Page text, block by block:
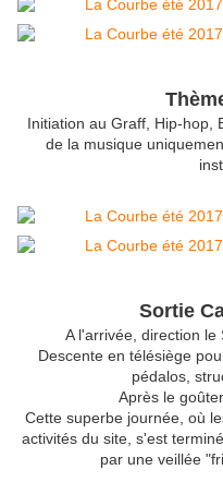
Initiation au Graff, Hip-hop,
de la musique
Sortie
A l'arrivée, direction le
Descente en télésiège
pédalos,
Après le
Cette superbe journée, où
activités du site, s'est
par une veillée